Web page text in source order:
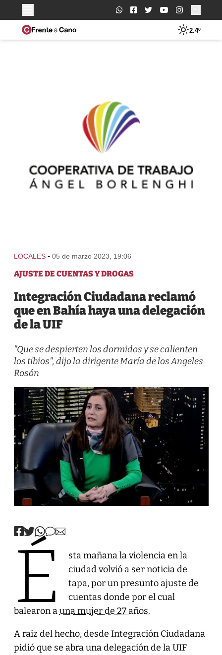
Buscar:
2.4º
LOCALES - 05 de marzo 2023, 19:06
AJUSTE DE CUENTAS Y DROGAS
Integración Ciudadana reclamó
que en Bahía haya una delegación
de la UIF
"Que se despierten los dormidos y se calienten
los tibios", dijo la dirigente María de los Angeles
Rosón
É
sta mañana la violencia en la
ciudad volvió a ser noticia de
tapa, por un presunto ajuste de
cuentas donde por el cual
balearon auna mujer de 27 años.
A raíz del hecho, desde Integración Ciudadana
pidió que se abra una delegación de la UIF